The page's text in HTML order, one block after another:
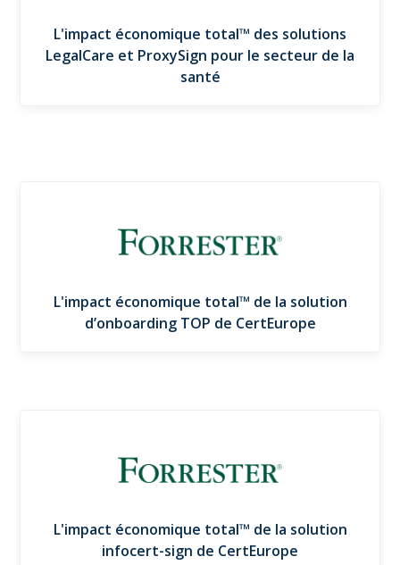
L'impact économique total™ des solutions
LegalCare et ProxySign pour le secteur de la
santé
L'impact économique total™ de la solution
d’onboarding TOP de CertEurope
L'impact économique total™ de la solution
infocert-sign de CertEurope